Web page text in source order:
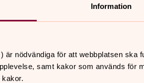
Information
är nödvändiga för att webbplatsen ska
samt kakor som används för
de flesta är gratis. I kalendariet
instrument och kyrkokörerna
körer är alltid gratis och du kan
kyrkomusik, gospel och mycket